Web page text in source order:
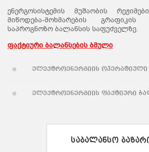
ენერგოსისტემის მუშაობის
მიწოდება-მოხმარების
საპროგნოზო ბალანსის საფუძველზე.
ფაქტიური ბალანსების ბმული
ელექტროენერგიის ოპერატიული
ელექტროენერგიის ფაქტიური
საბალანსო